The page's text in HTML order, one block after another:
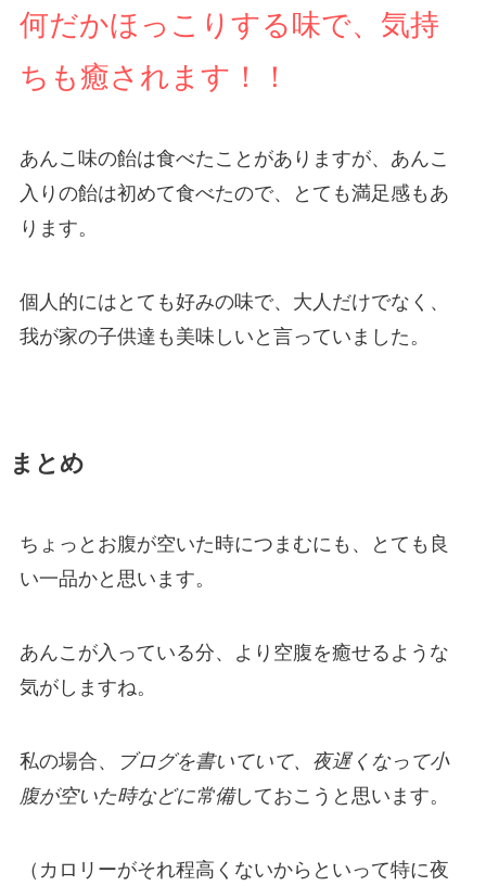
何だかほっこりする味で、気持
ちも癒されます！！
あんこ味の飴は食べたことがありますが、あんこ
入りの飴は初めて食べたので、とても満足感もあ
ります。
個人的にはとても好みの味で、大人だけでなく、
我が家の子供達も美味しいと言っていました。
まとめ
ちょっとお腹が空いた時につまむにも、とても良
い一品かと思います。
あんこが入っている分、より空腹を癒せるような
気がしますね。
私の場合、
ブログを書いていて、夜遅くなって小
腹が空いた時などに常備しておこうと思います。
（カロリーがそれ程高くないからといって特に夜